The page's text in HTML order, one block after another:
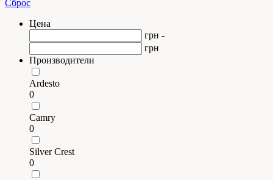
Сброс
Цена
грн -
грн
Производители
Ardesto
0
Camry
0
Silver Crest
0